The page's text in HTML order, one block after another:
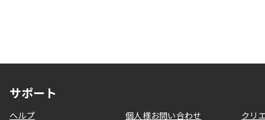
サポート
ヘルプ 個人様お問い合わせ
クリ